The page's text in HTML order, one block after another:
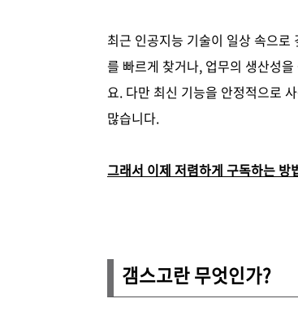
최근 인공지능 기술이 일상 속으
를 빠르게 찾거나, 업무의 생산성
요. 다만 최신 기능을 안정적으로
많습니다.
그래서 이제 저렴하게 구독하는
갬스고란 무엇인가?